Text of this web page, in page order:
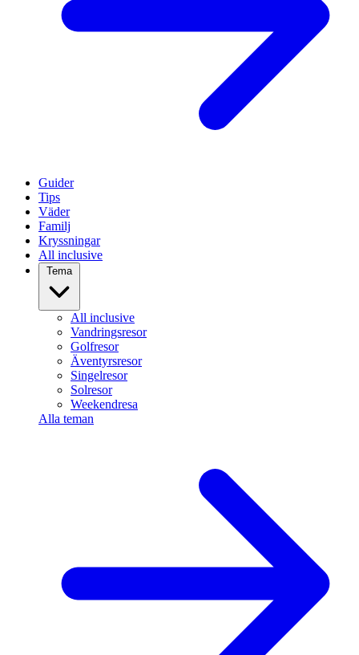
Guider
Tips
Väder
Familj
Kryssningar
All inclusive
Tema
All inclusive
Vandringsresor
Golfresor
Äventyrsresor
Singelresor
Solresor
Weekendresa
Alla teman